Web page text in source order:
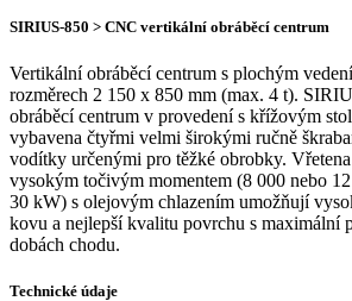
SIRIUS-850 > CNC vertikální obráběcí centrum
Vertikální obráběcí centrum s plochým
rozměrech 2 150 x 850 mm (max. 4 t).
obráběcí centrum v provedení s křížovým
vybavena čtyřmi velmi širokými ručně
vodítky určenými pro těžké obrobky.
vysokým točivým momentem (8 000 nebo
30 kW) s olejovým chlazením umožňují
kovu a nejlepší kvalitu povrchu s maximální
dobách chodu.
Technické údaje